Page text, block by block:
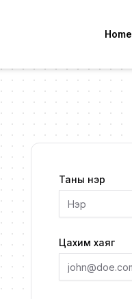
Home
Таны нэр
Цахим хаяг